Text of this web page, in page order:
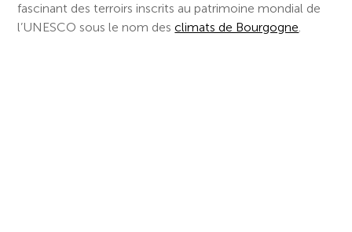
fascinant des terroirs inscrits au patrimoine mondial de
l’UNESCO sous le nom desclimats de Bourgogne.